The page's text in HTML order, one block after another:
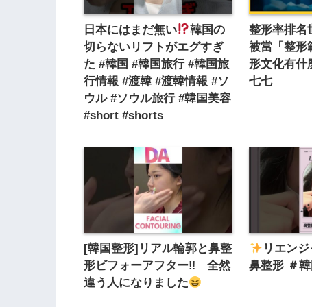
日本にはまだ無い
韓国の
切らないリフトがエグすぎ
た #韓国 #韓国旅行 #韓国旅
行情報 #渡韓 #渡韓情報 #ソ
ウル #ソウル旅行 #韓国美容
#short #shorts
整形率排名
被當「整形
形文化有什
七七
[韓国整形]リアル輪郭と鼻整
形ビフォーアフター‼ 全然
違う人になりました
リエン
鼻整形 ＃